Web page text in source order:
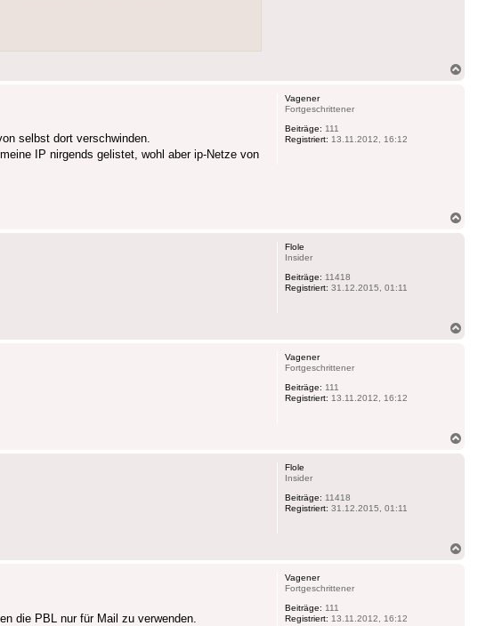
Vagener
Fortgeschrittener
Beiträge: 111
Registriert: 13.11.2012, 16:12
selbst dort verschwinden.
IP nirgends gelistet, wohl aber ip-Netze von
Flole
Insider
Beiträge: 11418
Registriert: 31.12.2015, 01:11
Vagener
Fortgeschrittener
Beiträge: 111
Registriert: 13.11.2012, 16:12
Flole
Insider
Beiträge: 11418
Registriert: 31.12.2015, 01:11
Vagener
Fortgeschrittener
Beiträge: 111
Registriert: 13.11.2012, 16:12
die PBL nur für Mail zu verwenden.